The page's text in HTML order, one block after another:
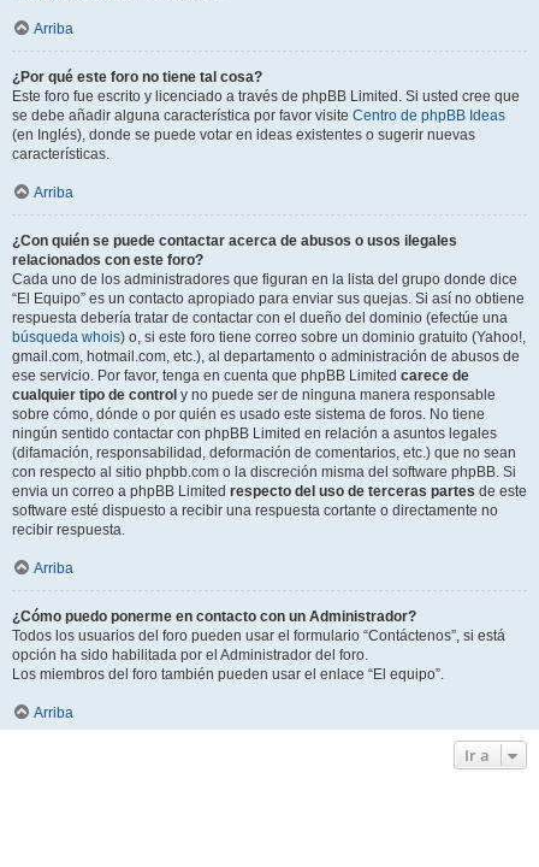
Arriba
¿Por qué este foro no tiene tal cosa?
Este foro fue escrito y licenciado a través de phpBB Limited. Si usted cree que
se debe añadir alguna característica por favor visite Centro de phpBB Ideas
(en Inglés), donde se puede votar en ideas existentes o sugerir nuevas
características.
Arriba
¿Con quién se puede contactar acerca de abusos o usos ilegales
relacionados con este foro?
Cada uno de los administradores que figuran en la lista del grupo donde dice
“El Equipo” es un contacto apropiado para enviar sus quejas. Si así no obtiene
respuesta debería tratar de contactar con el dueño del dominio (efectúe una
búsqueda whois) o, si este foro tiene correo sobre un dominio gratuito (Yahoo!,
gmail.com, hotmail.com, etc.), al departamento o administración de abusos de
ese servicio. Por favor, tenga en cuenta que phpBB Limited carece de
cualquier tipo de control y no puede ser de ninguna manera responsable
sobre cómo, dónde o por quién es usado este sistema de foros. No tiene
ningún sentido contactar con phpBB Limited en relación a asuntos legales
(difamación, responsabilidad, deformación de comentarios, etc.) que no sean
con respecto al sitio phpbb.com o la discreción misma del software phpBB. Si
envia un correo a phpBB Limited respecto del uso de terceras partes de este
software esté dispuesto a recibir una respuesta cortante o directamente no
recibir respuesta.
Arriba
¿Cómo puedo ponerme en contacto con un Administrador?
Todos los usuarios del foro pueden usar el formulario “Contáctenos”, si está
opción ha sido habilitada por el Administrador del foro.
Los miembros del foro también pueden usar el enlace “El equipo”.
Arriba
Ir a